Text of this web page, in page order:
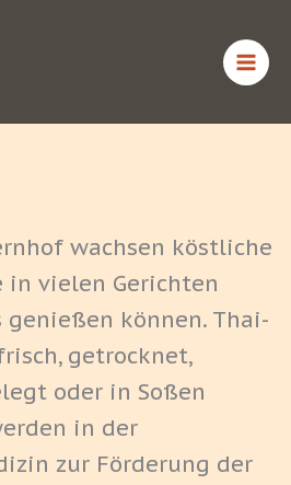
wachsen köstliche
in vielen Gerichten
genießen können. Thai-
getrocknet,
oder in Soßen
in der
zur Förderung der